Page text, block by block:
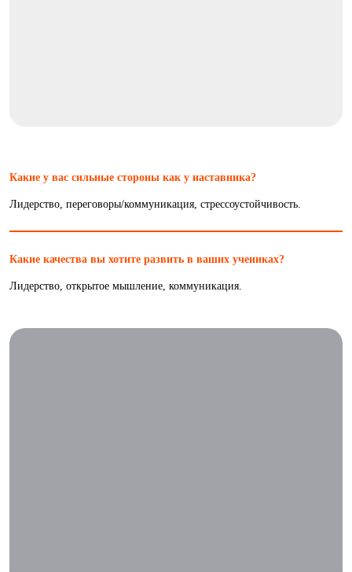
Какие у вас сильные стороны как у наставника?
Лидерство, переговоры/коммуникация, стрессоустойчивость.
Какие качества вы хотите развить в ваших учениках?
Лидерство, открытое мышление, коммуникация.